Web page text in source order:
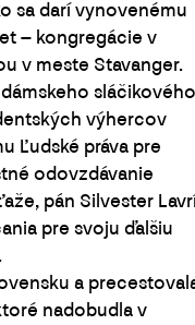
sa darí vynovenému
– kongregácie v
v meste Stavanger.
sláčikového
výhercov
Ľudské práva pre
odovzdávanie
pán Silvester
pre svoju ďalšiu
a
nadobudla v